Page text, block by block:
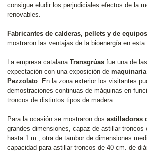
consigue eludir los perjudiciales efectos de la
renovables.
Fabricantes de calderas, pellets y de
mostraron las ventajas de la bioenergía en esta
La empresa catalana Transgrúas fue una de
expectación con una exposición de
Pezzolato. En la zona exterior los visitantes
demostraciones continuas de máquinas en
troncos de distintos tipos de madera.
Para la ocasión se mostraron dos astilladoras
grandes dimensiones, capaz de astillar troncos
hasta 1 m., otra de tambor de dimensiones
capacidad para astillar troncos de 40 cm. de